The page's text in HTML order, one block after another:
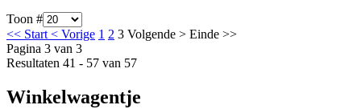
Toon #
<< Start < Vorige 1 2 3 Volgende > Einde >>
Pagina 3 van 3
Resultaten 41 - 57 van 57
Winkelwagentje